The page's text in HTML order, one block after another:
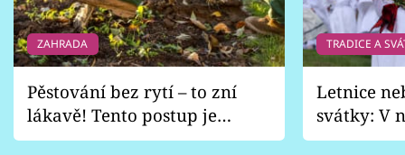
ZAHRADA
Pěstování bez rytí – to zní
lákavě! Tento postup je
vhodný jen pro některé
TRADICE A
Letnice
svátky: V
pondělí